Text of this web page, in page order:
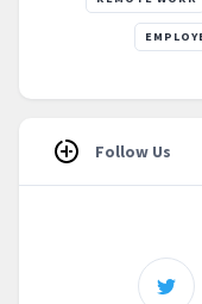
Follow Us